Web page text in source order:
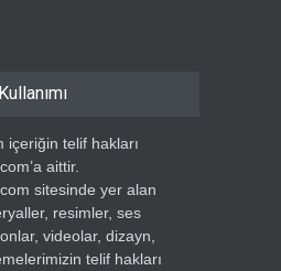
içeriğin telif hakları
aittir.
sitesinde yer alan
resimler, ses
videolar, dizayn,
telif hakları